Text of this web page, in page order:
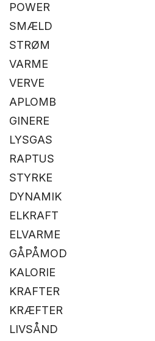
POWER
SMÆLD
STRØM
VARME
VERVE
APLOMB
GINERE
LYSGAS
RAPTUS
STYRKE
DYNAMIK
ELKRAFT
ELVARME
GÅPÅMOD
KALORIE
KRAFTER
KRÆFTER
LIVSÅND